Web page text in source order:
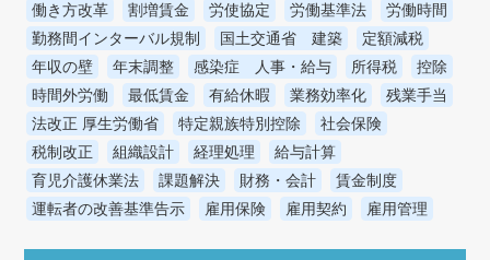
働き方改革
割増賃金 労使協定 労働基準法
労働時間
勤務間インターバル規制
国土交通省 建築
定額減税
年収の壁
年末調整 感染症 人事・給与 所得税
控除
時間外労働
最低賃金 有給休暇 業務効率化
残業手当
法改正 厚生労働省
特定親族特別控除
社会保険
税制改正
組織設計 経理処理
給与計算
育児介護休業法
課題解決 財務・会計
賃金制度
運転者の改善基準告示
雇用保険 雇用契約 雇用管理